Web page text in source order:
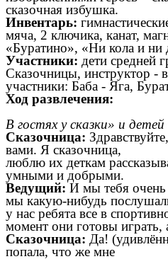
сказочная избушка.
Инвентарь:
мяча, 2 ключика, канат,
«Буратино», «Ни кола и ни
Участники: дети средней
Сказочницы, инструктор -
участники: Баба - Яга,
Ход развлечения:
В гостях у сказки» и
Сказочница:
вами. Я сказочница,
люблю их деткам
умными и добрыми.
Ведущий: И мы тебя
мы какую-нибудь
у нас ребята все в
момент они готовы играть,
Сказочница: Да!
попала, что же мне